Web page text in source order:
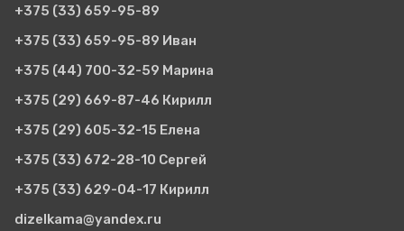
+375 (33) 659-95-89
+375 (33) 659-95-89 Иван
+375 (44) 700-32-59 Марина
+375 (29) 669-87-46 Кирилл
+375 (29) 605-32-15 Елена
+375 (33) 672-28-10 Сергей
+375 (33) 629-04-17 Кирилл
dizelkama@yandex.ru